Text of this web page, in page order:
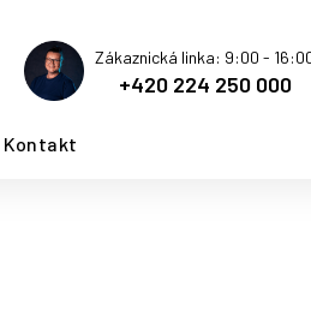
Zákaznická linka: 9:00 -
+420 224 250 000
Kontakt